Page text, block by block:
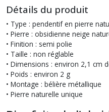
Détails du produit
• Type : pendentif en pierre
• Pierre : obsidienne neige
• Finition : semi polie
• Taille : non réglable
• Dimensions : environ 2,1 cm
• Poids : environ 2 g
• Montage : bélière métallique
• Pierre naturelle unique